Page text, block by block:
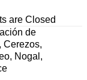
are Closed
de
Cerezos,
Nogal,